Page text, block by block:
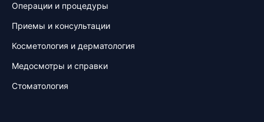
Операции и процедуры
Приемы и консультации
Косметология и дерматология
Медосмотры и справки
Стоматология